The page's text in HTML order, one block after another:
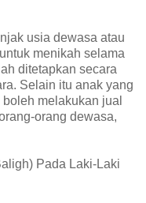
usia dewasa atau
menikah selama
ditetapkan secara
Selain itu anak yang
melakukan jual
orang dewasa,
Pada Laki-Laki